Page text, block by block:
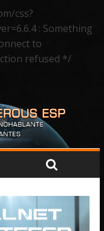
css?
: Something
to
refused */